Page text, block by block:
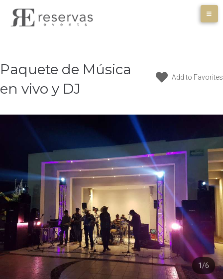
Paquete de Música
en vivo y DJ
Add to Favorites
1/6